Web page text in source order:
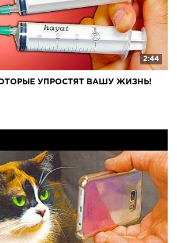
2:44
УПРОСТЯТ ВАШУ ЖИЗНЬ!